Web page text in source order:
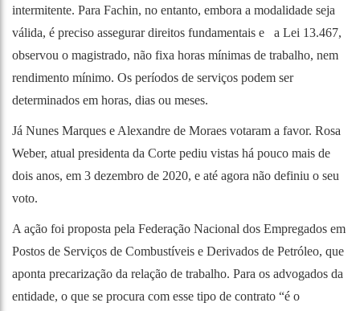
intermitente. Para Fachin, no entanto, embora a modalidade seja
válida, é preciso assegurar direitos fundamentais e a Lei 13.467,
observou o magistrado, não fixa horas mínimas de trabalho, nem
rendimento mínimo. Os períodos de serviços podem ser
determinados em horas, dias ou meses.
Já Nunes Marques e Alexandre de Moraes votaram a favor. Rosa
Weber, atual presidenta da Corte pediu vistas há pouco mais de
dois anos, em 3 dezembro de 2020, e até agora não definiu o seu
voto.
A ação foi proposta pela Federação Nacional dos Empregados em
Postos de Serviços de Combustíveis e Derivados de Petróleo, que
aponta precarização da relação de trabalho. Para os advogados da
entidade, o que se procura com esse tipo de contrato “é o